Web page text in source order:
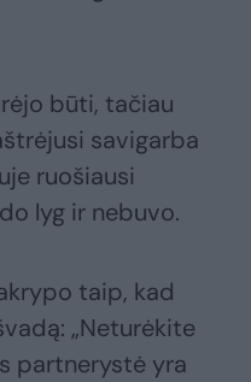
būti, tačiau
savigarba
ruošiausi
lyg ir nebuvo.
taip, kad
„Neturėkite
partnerystė yra